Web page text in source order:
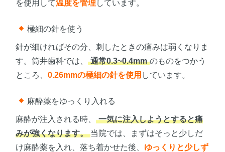
を使用して温度を管理 しています。
極細の針を使う
針が細ければその分、刺したときの痛みは弱くなりま
す。筒井歯科では、
通常0.3~0.4mm のものをつかう
ところ、 0.26mmの極細の針を使用 しています。
麻酔薬をゆっくり入れる
麻酔が注入される時、
一気に注入しようとすると痛
みが強くなります。 当院では、まずはそっと少しだ
け麻酔薬を入れ、落ち着かせた後、 ゆっくりと少しず